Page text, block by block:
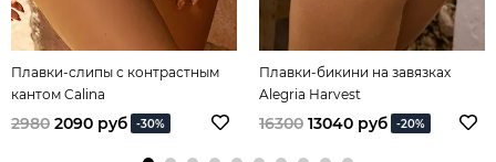
Плавки-слипы с контрастным
кантом Calina
2980 2090 руб -30%
Плавки-бикини на завязках
Alegria Harvest
16300 13040 руб -20%